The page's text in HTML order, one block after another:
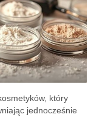
który
jednocześnie